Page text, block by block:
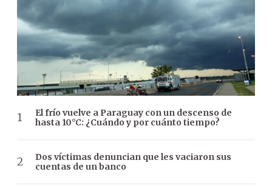
El frío vuelve a Paraguay con un descenso de
hasta 10°C: ¿Cuándo y por cuánto tiempo?
Dos víctimas denuncian que les vaciaron sus
cuentas de un banco